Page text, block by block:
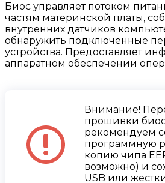
Биос управляет потоком
частям материнской платы,
внутренних датчиков
обнаружить подключенные
устройства. Предоставляет
аппаратном обеспечении
Внимание!
прошивки
рекомендуем
программную
копию чипа
возможно) и
USB или